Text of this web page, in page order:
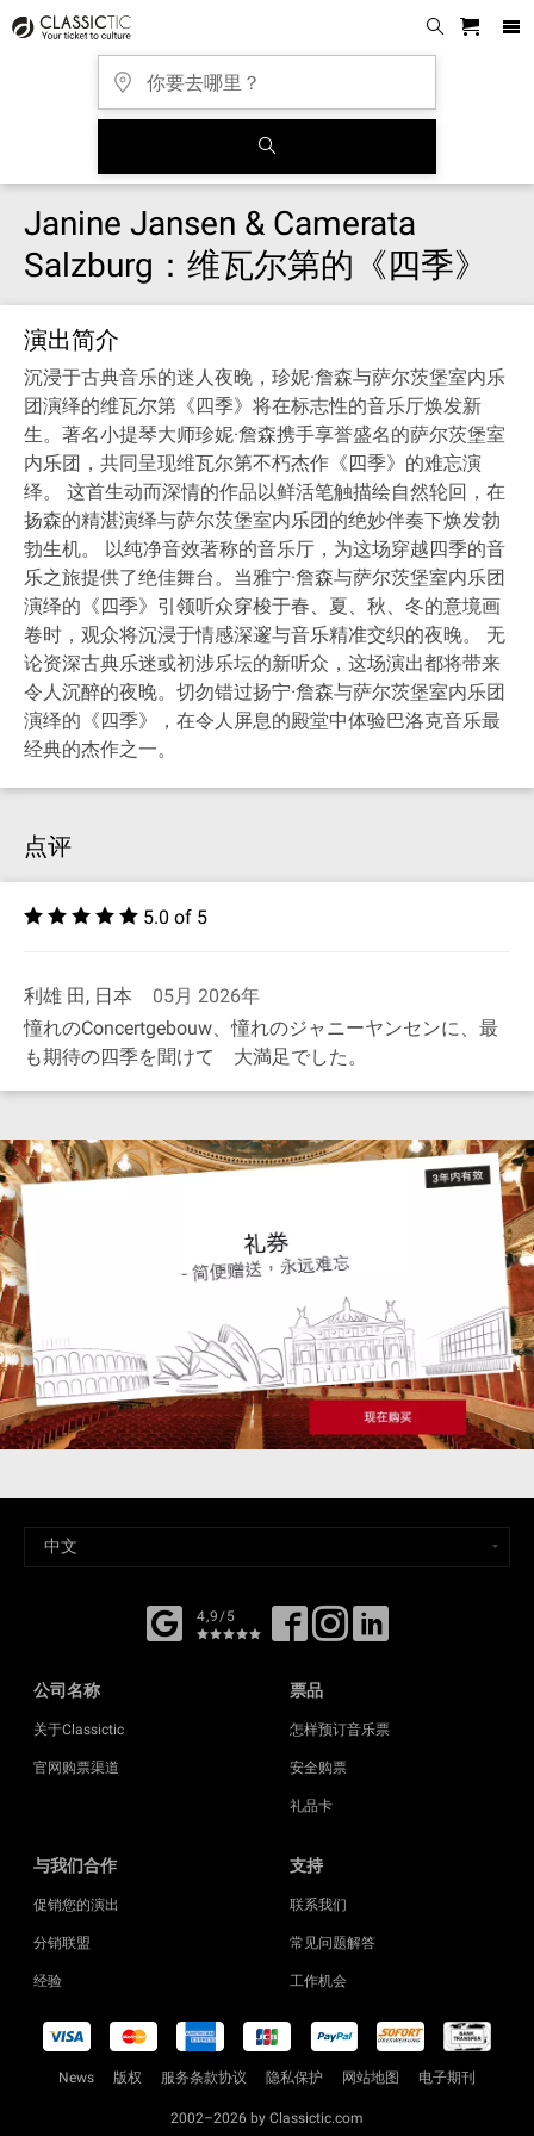
Janine Jansen & Camerata
Salzburg：维瓦尔第的《四季》
演出简介
沉浸于古典音乐的迷人夜晚，珍妮·詹森与萨尔茨堡室内乐
团演绎的维瓦尔第《四季》将在标志性的音乐厅焕发新
生。著名小提琴大师珍妮·詹森携手享誉盛名的萨尔茨堡室
内乐团，共同呈现维瓦尔第不朽杰作《四季》的难忘演
绎。 这首生动而深情的作品以鲜活笔触描绘自然轮回，在
扬森的精湛演绎与萨尔茨堡室内乐团的绝妙伴奏下焕发勃
勃生机。 以纯净音效著称的音乐厅，为这场穿越四季的音
乐之旅提供了绝佳舞台。当雅宁·詹森与萨尔茨堡室内乐团
演绎的《四季》引领听众穿梭于春、夏、秋、冬的意境画
卷时，观众将沉浸于情感深邃与音乐精准交织的夜晚。 无
论资深古典乐迷或初涉乐坛的新听众，这场演出都将带来
令人沉醉的夜晚。切勿错过扬宁·詹森与萨尔茨堡室内乐团
演绎的《四季》，在令人屏息的殿堂中体验巴洛克音乐最
经典的杰作之一。
点评
5.0 of 5
利雄 田, 日本
05月 2026年
憧れのConcertgebouw、憧れのジャニーヤンセンに、最
も期待の四季を聞けて 大満足でした。
4,9/5
公司名称
关于Classictic
官网购票渠道
票品
怎样预订音乐票
安全购票
礼品卡
与我们合作
促销您的演出
分销联盟
经验
支持
联系我们
常见问题解答
工作机会
News 版权 服务条款协议 隐私保护 网站地图 电子期刊
2002–2026 by Classictic.com